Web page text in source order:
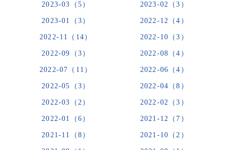
2023-03（5） 2023-02（3）
2023-01（3） 2022-12（4）
2022-11（14） 2022-10（3）
2022-09（3） 2022-08（4）
2022-07（11） 2022-06（4）
2022-05（3） 2022-04（8）
2022-03（2） 2022-02（3）
2022-01（6） 2021-12（7）
2021-11（8） 2021-10（2）